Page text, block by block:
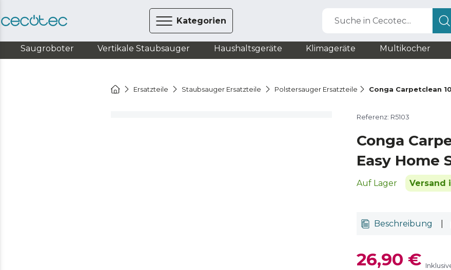
Kategorien Suche in Cecotec...
Saugroboter Vertikale Staubsauger Haushaltsgeräte Klimageräte Multikocher
Ersatzteile Staubsauger Ersatzteile Polstersauger Ersatzteile Conga Carpetclean
Referenz: R5103
Conga
Easy Home
Auf Lager Versand
Beschreibung
26,90 €